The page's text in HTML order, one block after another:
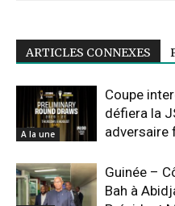
ARTICLES CONNEXES
A la une
Coupe
défiera la
adversaire
Guinée –
Bah à